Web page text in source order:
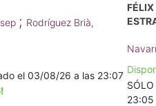
; Rodríguez Brià,
el 03/08/26 a las 23:07
23:05